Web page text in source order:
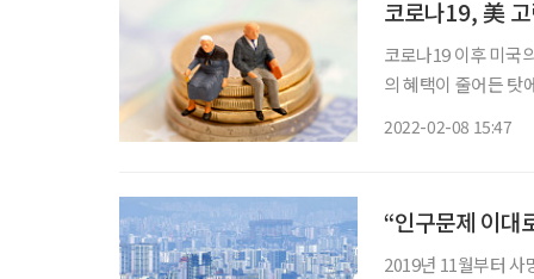
코로나19, 美
코로나19 이후 미국
의 혜택이 줄어든 탓
2022-02-08 15:47
“인구문제 이대
2019년 11월부터 사